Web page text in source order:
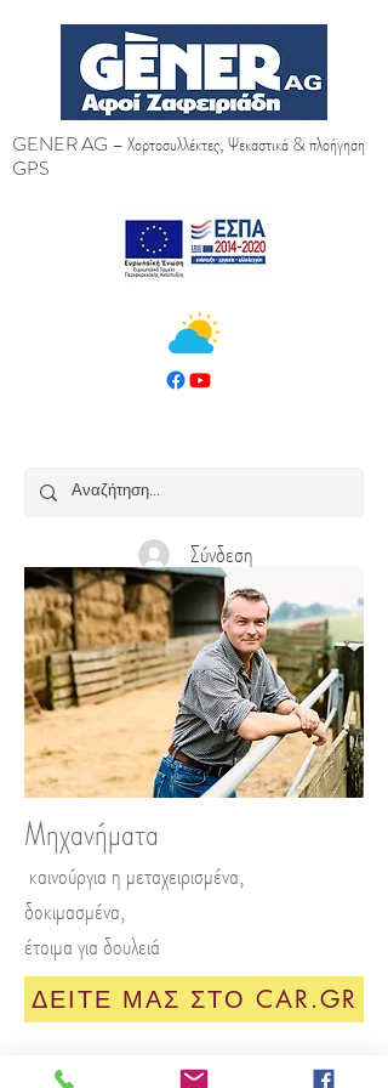
GENER AG – Χορτοσυλλέκτες, Ψεκαστικά & πλοήγηση
GPS
Σύνδεση
Μηχανήματα
καινούργια η μεταχειρισμένα,
δοκιμασμένα,
έτοιμα για δουλειά
ΔΕΙΤΕ ΜΑΣ ΣΤΟ CAR.GR